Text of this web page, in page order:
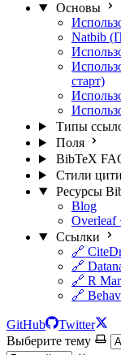
Основы
Natbib
старт)
Типы
Поля
BibTeX
Стили
Ресурсы
Blog
Overleaf
Ссылки
🔗
🔗
🔗 R
🔗
GitHub
Twitter
Выберите тему